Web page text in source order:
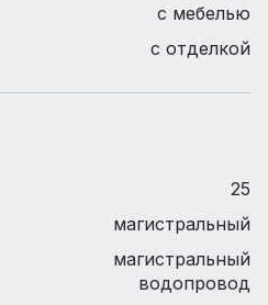
с мебелью
с отделкой
25
магистральный
магистральный
водопровод